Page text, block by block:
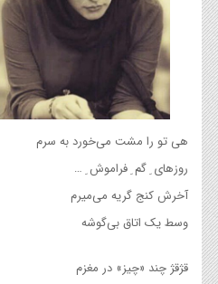
هی تو را مشت می‌خورد به سرم
روزهای ِ گم ِ فراموش ِ …
آخرش کنج گریه می‌میرم
وسط یک اتاق بی‌گوشه
قژقژ چند «چیز» در مغزم